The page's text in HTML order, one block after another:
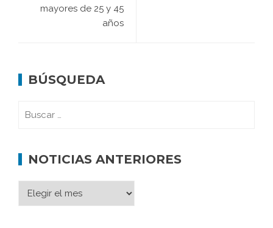
mayores de 25 y 45
años
BÚSQUEDA
NOTICIAS ANTERIORES